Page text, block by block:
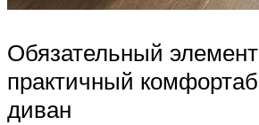
Обязательный
практичный
диван